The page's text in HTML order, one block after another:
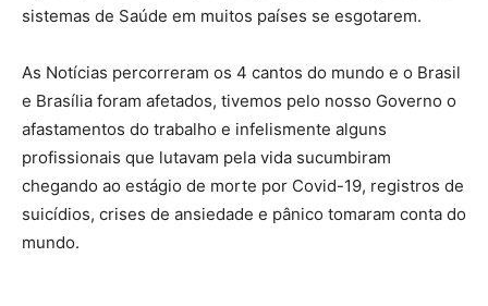
sistemas de Saúde em muitos países se esgotarem.
As Notícias percorreram os 4 cantos do mundo e o Brasil
e Brasília foram afetados, tivemos pelo nosso Governo o
afastamentos do trabalho e infelismente alguns
profissionais que lutavam pela vida sucumbiram
chegando ao estágio de morte por Covid-19, registros de
suicídios, crises de ansiedade e pânico tomaram conta do
mundo.